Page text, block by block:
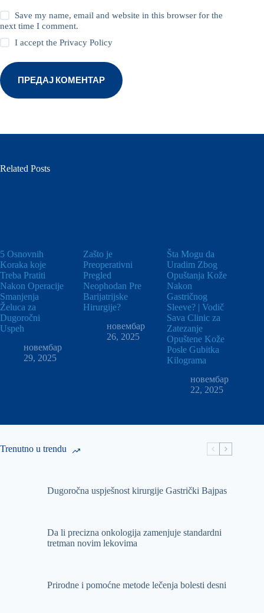
Save my name, email and website in this browser for the
next time I comment.
I accept thePrivacy Policy
ПРЕДАЈ КОМЕНТАР
Related Posts
5 Osnovnih
Koraka koje
Treba Pratiti
Nakon Operacije
Smanjenja
Želuca za
Dugoročni
Uspeh
новембар
29, 2025
Zašto je
Preoperativni
Pregled
Neophodan Pre
Barijatrijske
Hirurgije?
новембар
26, 2025
Šta Mogu da
Uradim Zbog
Opuštanja Kože
Nakon
Gastričnog
Sleeve? | Vodič
Sava Clinic za
Zatezanje
Opuštene Kože
Posle Gubitka
Kilograma
новембар
22, 2025
Trenutno u trendu
Dugoročna uspješnost kirurgije Gastrički Bajpas
Da li precizna onkologija zamenjuje standardni
tretman novim lekovima
Prirodne i pomoćne metode lečenja bolesti desni